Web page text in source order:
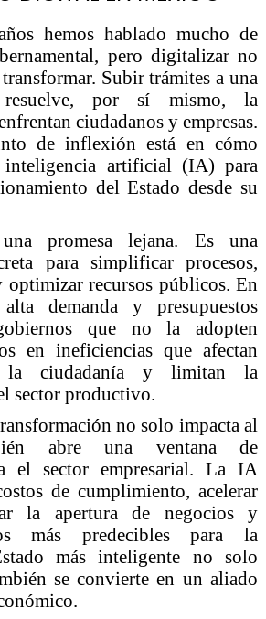
hemos hablado mucho de
pero digitalizar no
Subir trámites a una
por sí mismo, la
ciudadanos y empresas.
de inflexión está en cómo
inteligencia artificial (IA) para
del Estado desde su
promesa lejana. Es una
para simplificar procesos,
recursos públicos. En
demanda y presupuestos
que no la adopten
en ineficiencias que afectan
la ciudadanía y limitan la
sector productivo.
no solo impacta al
abre una ventana de
el sector empresarial. La IA
de cumplimiento, acelerar
la apertura de negocios y
más predecibles para la
más inteligente no solo
se convierte en un aliado